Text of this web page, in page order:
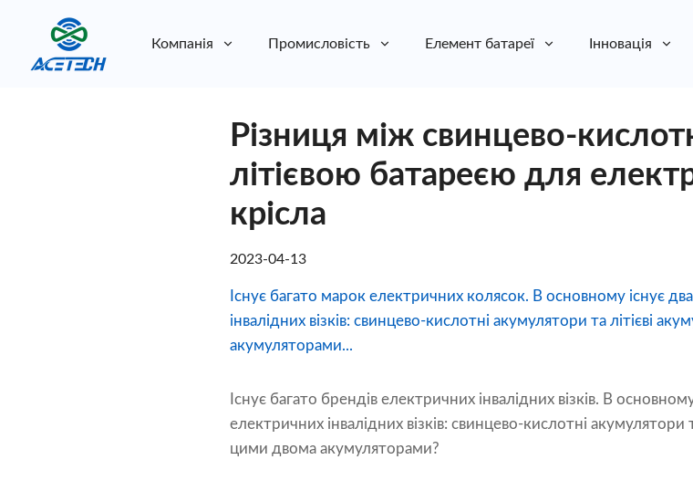
Компанія Промисловість Елемент батареї Інновація
Різниця між свинцево-
літієвою батареєю для
крісла
2023-04-13
Існує багато марок електричних колясок. В основному існує
інвалідних візків: свинцево-кислотні акумулятори та літієві
акумуляторами...
Існує багато брендів електричних інвалідних візків. В
електричних інвалідних візків: свинцево-кислотні акумулятори
цими двома акумуляторами?